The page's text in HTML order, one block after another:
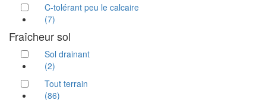
C-tolérant peu le calcaire
(7)
Fraîcheur sol
Sol drainant
(2)
Tout terrain
(86)